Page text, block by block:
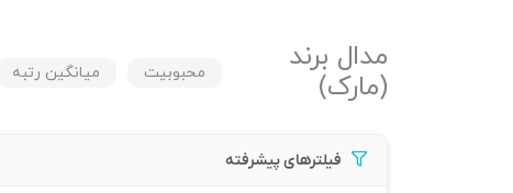
مدال برند
(مارک)
محبوبیت میانگین رتبه
فیلترهای پیشرفته